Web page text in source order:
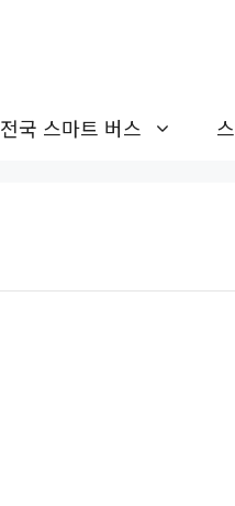
전국 스마트 버스